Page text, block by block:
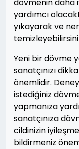
dövmenin daha
yardımcı
yıkayarak ve
Yeni bir dövme
sanatçınızı
önemlidir.
istediğiniz
yapmanıza
sanatçınıza
cildinizin
bildirmeniz